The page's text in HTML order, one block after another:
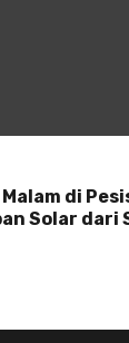
di
Solar dari